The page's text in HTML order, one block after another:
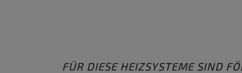
FÜR DIESE HEIZSYSTEME SIND